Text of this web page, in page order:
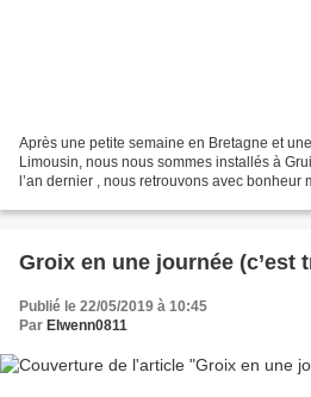
Après une petite semaine en Bretagne et
Limousin, nous nous sommes installés à
l’an dernier , nous retrouvons avec bonheur
Groix en une journée (c’est
Publié le 22/05/2019 à 10:45
Par Elwenn0811